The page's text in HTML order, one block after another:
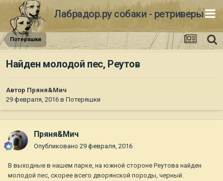
Лабрадор.ру собаки - ретриверы
Потеряшки
Найден молодой пес, Реутов
Автор Пряня&Мич
29 февраля, 2016 в Потеряшки
Пряня&Мич
Опубликовано 29 февраля, 2016
В выходные в нашем парке, на южной стороне Реутова найден
молодой пес, скорее всего дворянской породы, черный.